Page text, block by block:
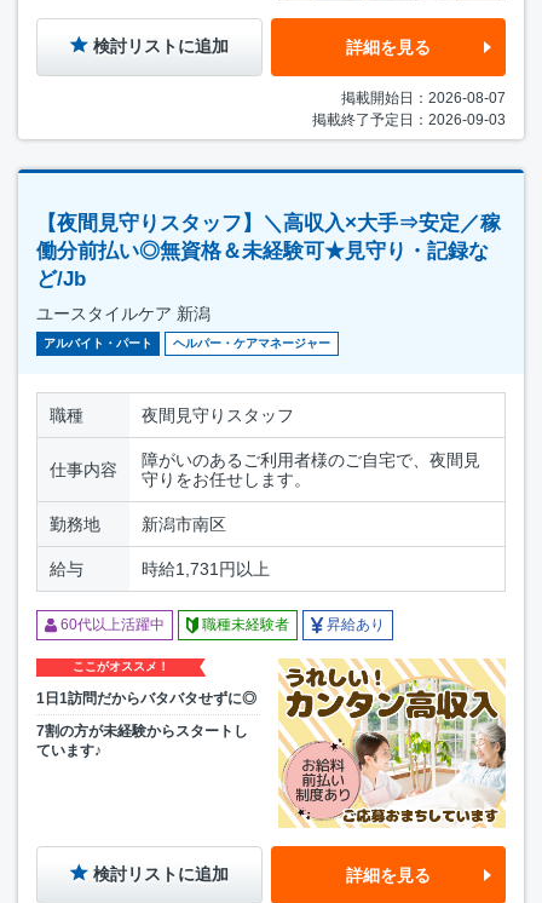
検討リストに追加 詳細を見る
掲載開始日：2026-08-07
掲載終了予定日：2026-09-03
【夜間見守りスタッフ】＼高収入×大手⇒安定／稼
働分前払い◎無資格＆未経験可★見守り・記録な
ど/Jb
ユースタイルケア 新潟
アルバイト・パート ヘルパー・ケアマネージャー
職種 夜間見守りスタッフ
仕事内容
障がいのあるご利用者様のご自宅で、夜間見
守りをお任せします。
勤務地 新潟市南区
給与 時給1,731円以上
60代以上活躍中 職種未経験者 昇給あり
ここがオススメ！
1日1訪問だからバタバタせずに◎
7割の方が未経験からスタートし
ています♪
検討リストに追加 詳細を見る